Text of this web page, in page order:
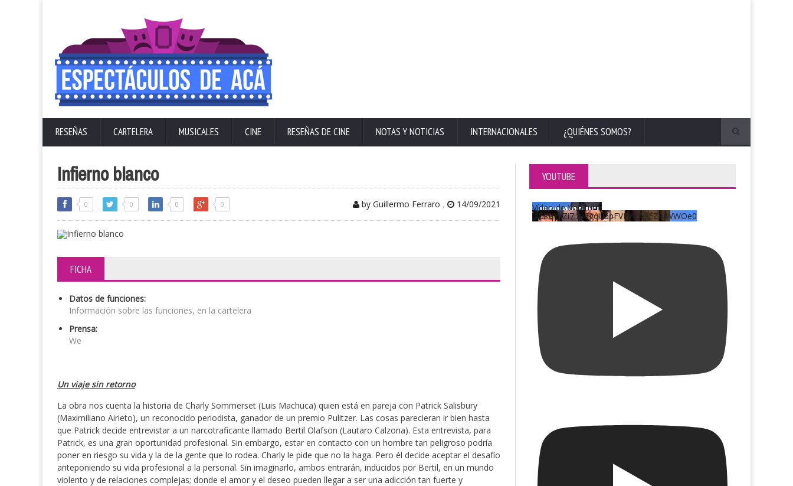
RESEÑAS CARTELERA MUSICALES CINE RESEÑAS DE CINE NOTAS Y NOTICIAS INTERNACIONALES ¿QUIÉNES SOMOS?
Infierno blanco
0 0 0 0 by Guillermo Ferraro , 14/09/2021
FICHA
Datos de funciones:
Información sobre las funciones, en la cartelera
Prensa:
We
Un viaje sin retorno
La obra nos cuenta la historia de Charly Sommerset (Luis Machuca) quien está en pareja con Patrick Salisbury
(Maximiliano Airieto), un reconocido periodista, ganador de un premio Pulitzer. Las cosas parecieran ir bien hasta
que Patrick decide entrevistar a un narcotraficante llamado Bertil Olafson (Lautaro Calzona). Esta entrevista, para
Patrick, es una gran oportunidad profesional. Sin embargo, estar en contacto con un hombre tan peligroso podría
poner en riesgo su vida y la de la gente que lo rodea. Charly le pide que no la haga. Pero él decide aceptar el desafío
anteponiendo su vida profesional a la personal. Sin imaginarlo, ambos entrarán, inducidos por Bertil, en un mundo
violento y de relaciones complejas; donde el amor y el deseo pueden llegar a ser una adicción tan fuerte y
YOUTUBE
Vídeo de YouTube
UCKqYjiZi7lzy6gqU6pFVFiA_A3EZ9JWWOe0